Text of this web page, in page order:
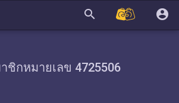
search account_circle
ชิกหมายเลข 4725506